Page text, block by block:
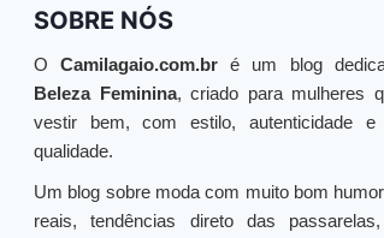
SOBRE NÓS
OCamilagaio.com.br é um blog
Beleza Feminina, criado para mulheres
vestir bem, com estilo, autenticidade e
qualidade.
Um blog sobre moda com muito bom
reais, tendências direto das